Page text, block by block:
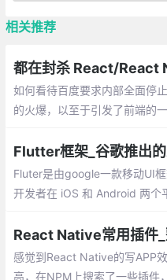
相关推荐
如何看待百度要求内部全面停
的火爆，以至于引发了前端的
Fluter是由google一款移动UI
开发者在 iOS 和 Android 两个
像Android SDK一样，并且可以
一起使用。Flutter的主要吸引力
ndroid的智能和快速移动开发。
感觉到React Native的写APP
高，在NPM上搜索了一些插件